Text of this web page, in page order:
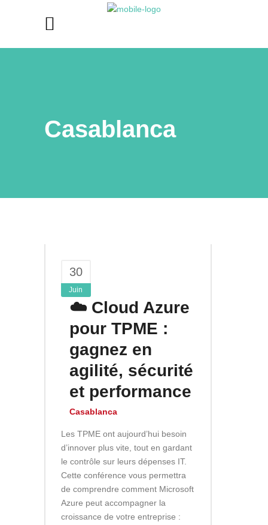
Casablanca
30
Juin
☁️ Cloud Azure
pour TPME :
gagnez en
agilité, sécurité
et performance
Casablanca
Les TPME ont aujourd’hui besoin
d’innover plus vite, tout en gardant
le contrôle sur leurs dépenses IT.
Cette conférence vous permettra
de comprendre comment Microsoft
Azure peut accompagner la
croissance de votre entreprise :